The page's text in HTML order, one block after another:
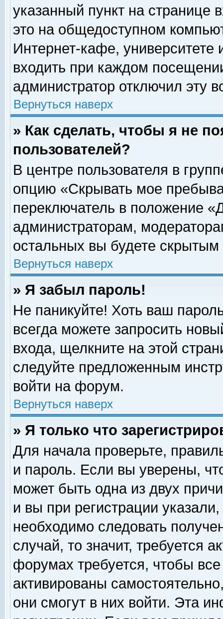
указанный пункт на
это на общедоступном
Интернет-кафе, университете
входить при каждом
администратор отключил эту
Вернуться наверх
» Как сделать, чтобы я не
пользователей?
В центре пользователя в
опцию «Скрывать мое
переключатель в положение
администраторам,
остальных вы будете скрытым
Вернуться наверх
» Я забыл пароль!
Не паникуйте! Хоть ваш
всегда можете запросить
входа, щелкните на этой
следуйте предложенным
войти на форум.
Вернуться наверх
» Я только что
Для начала проверьте,
и пароль. Если вы уверены,
может быть одна из двух
и вы при регистрации
необходимо следовать
случай, то значит, требуется
форумах требуется, чтобы
активированы
они смогут в них войти. Эта